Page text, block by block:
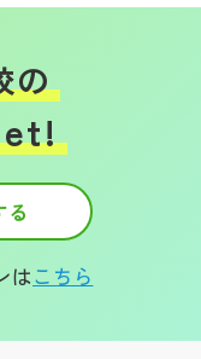
の
はこちら